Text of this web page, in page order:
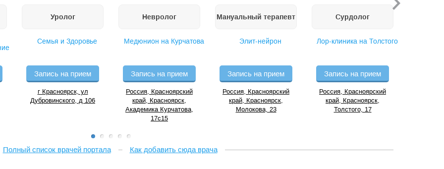
Уролог
Семья и Здоровье
Запись на прием
г Красноярск, ул
Дубровинского, д 106
Невролог
Медюнион на Курчатова
Запись на прием
Россия, Красноярский
край, Красноярск,
Академика Курчатова,
17с15
Мануальный терапевт
Элит-нейрон
Запись на прием
Россия, Красноярский
край, Красноярск,
Молокова, 23
Сурдолог
Лор-клиника на Толстого
Запись на прием
Россия, Красноярский
край, Красноярск,
Толстого, 17
Полный список врачей портала Как добавить сюда врача